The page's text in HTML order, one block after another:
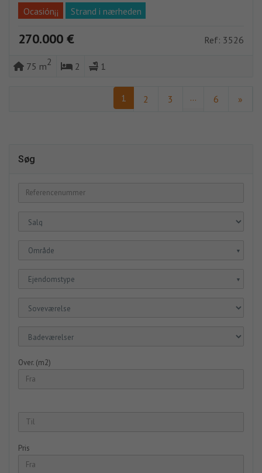
Ocasión¡¡ Strand i nærheden
270.000 € Ref: 3526
75 m2 2 1
1 2 3 ... 6 »
Søg
Område ▼
Ejendomstype ▼
Over. (m2)
Pris